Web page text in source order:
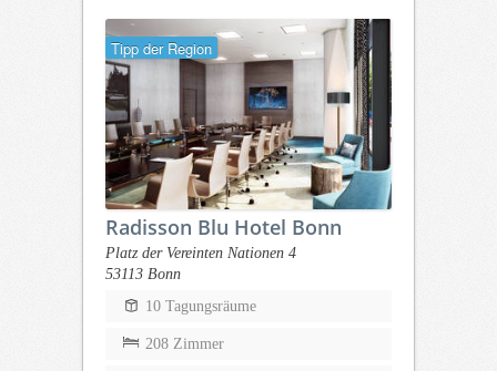
Tipp der Region
Radisson Blu Hotel Bonn
Platz der Vereinten Nationen 4
53113 Bonn
10 Tagungsräume
208 Zimmer